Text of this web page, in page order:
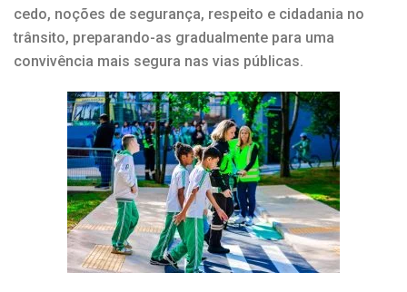
cedo, noções de segurança, respeito e cidadania no
trânsito, preparando-as gradualmente para uma
convivência mais segura nas vias públicas.